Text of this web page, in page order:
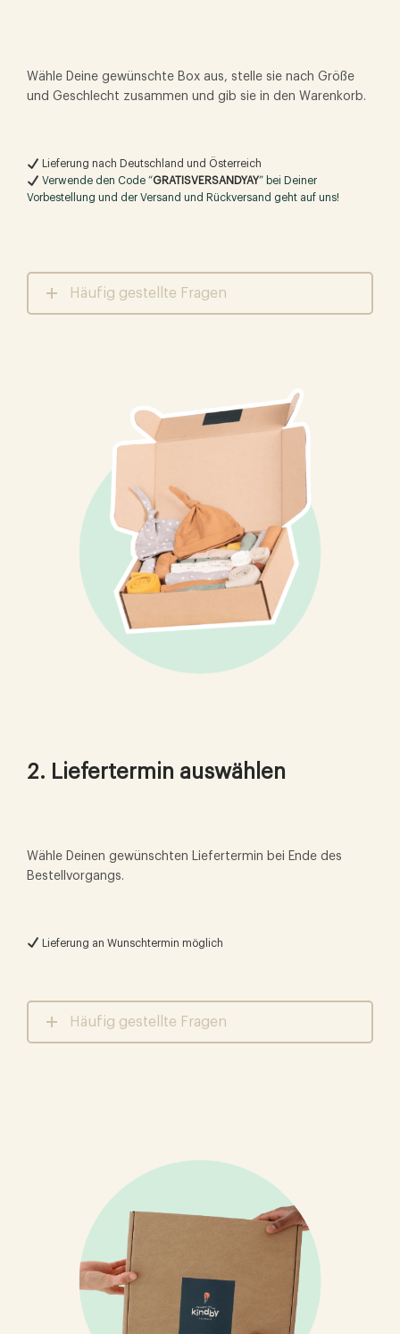
Wähle Deine gewünschte Box aus, stelle sie nach Größe
und Geschlecht zusammen und gib sie in den Warenkorb.
Lieferung nach Deutschland und Österreich
Verwende den Code “GRATISVERSANDYAY” bei Deiner
Vorbestellung und der Versand und Rückversand geht auf uns!
Häufig gestellte Fragen
2. Liefertermin auswählen
Wähle Deinen gewünschten Liefertermin bei Ende des
Bestellvorgangs.
Lieferung an Wunschtermin möglich
Häufig gestellte Fragen